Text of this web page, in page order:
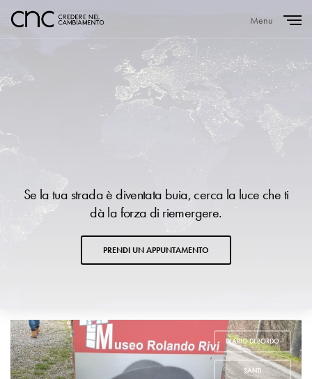
Menu
Se la tua strada è diventata buia, cerca la luce che ti
dà la forza di riemergere.
PRENDI UN APPUNTAMENTO
DIARIO DI BORDO
,
SANTI